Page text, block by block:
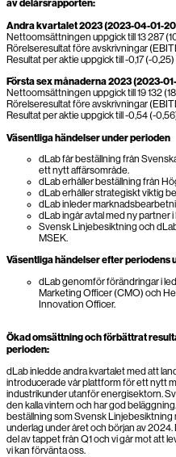
av delårsrapporten:
Andra kvartalet 2023 (2023-04-01-
Nettoomsättningen uppgick till 13 287
Rörelseresultat före avskrivningar
Resultat per aktie uppgick till -0,17 (-0,25)
Första sex månaderna 2023 (2023-
Nettoomsättningen uppgick till 19 132
Rörelseresultat före avskrivningar
Resultat per aktie uppgick till -0,54 (-
Väsentliga händelser under perioden
dLab får beställning från
ett nytt affärsområde.
dLab erhåller beställning från
dLab erhåller strategiskt viktig
dLab inleder
dLab ingår avtal med ny partner
Svensk Linjebesiktning och
MSEK.
Väsentliga händelser efter periodens
dLab genomför förändringar i
Marketing Officer (CMO) och
Innovation Officer.
Ökad omsättning och förbättrat
perioden:
dLab inledde andra kvartalet med att
introducerade vår plattform för ett nytt
industrikunder utanför energisektorn.
den kalla vintern och har god
beställning som Svensk
underlag under året och början av
del av tappet från Q1 och vi går mot att
vi kan förvänta oss.